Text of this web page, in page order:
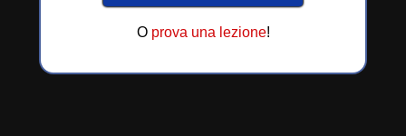
O prova una lezione!